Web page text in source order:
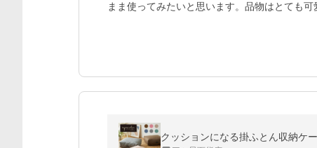
まま使ってみたいと思います。品物はとても可